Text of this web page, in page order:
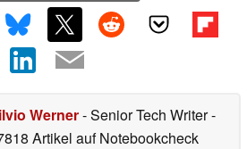
Werner- Senior Tech Writer-
Artikel auf Notebookcheck